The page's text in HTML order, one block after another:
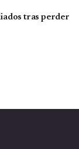
tras perder